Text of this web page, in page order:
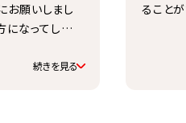
お願いしまし
なってしまし
しています。
続きを見る
ることが